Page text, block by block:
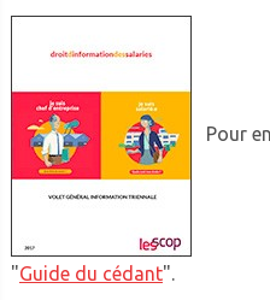
Pour
"Guide du cédant".